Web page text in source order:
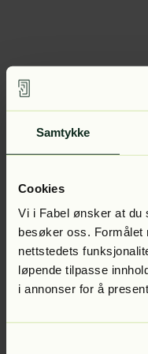
Samtykke
Cookies
Vi i Fabel ønsker at du
besøker oss.
nettstedets
løpende tilpasse
i annonser for å